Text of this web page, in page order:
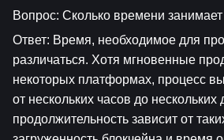
Вопрос: Сколько времени
Ответ: Время, необходимое для
различаться. Хотя мгновенные
некоторых платформах, процесс
от нескольких часов до нескольких
продолжительность зависит от